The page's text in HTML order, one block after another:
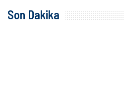
Son Dakika